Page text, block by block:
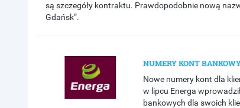
są szczegóły kontraktu. Prawdopodobnie nową
Gdańsk”.
NUMERY KONT
Nowe numery kont dla
w lipcu Energa
bankowych dla swoich